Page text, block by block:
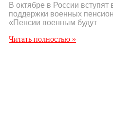
В октябре в России вступят
поддержки военных
«Пенсии военным будут
Читать полностью »